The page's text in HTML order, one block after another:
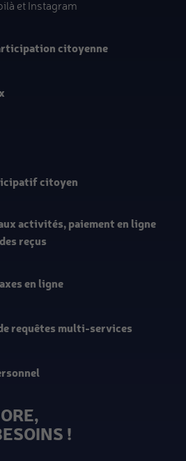
et Instagram
citoyenne
citoyen
activités, paiement en ligne
reçus
en ligne
requêtes multi-services
!